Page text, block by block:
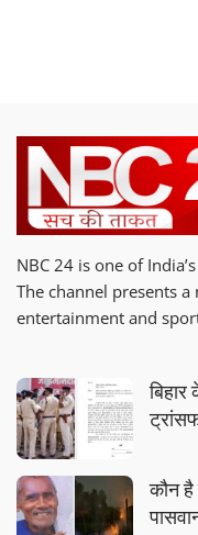
NBC 24 is one of
The channel presents
entertainment and
कौन है